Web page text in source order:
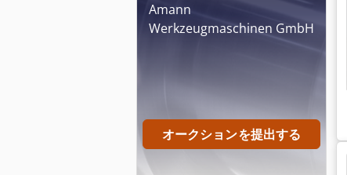
Amann
Werkzeugmaschinen GmbH
オークションを提出する